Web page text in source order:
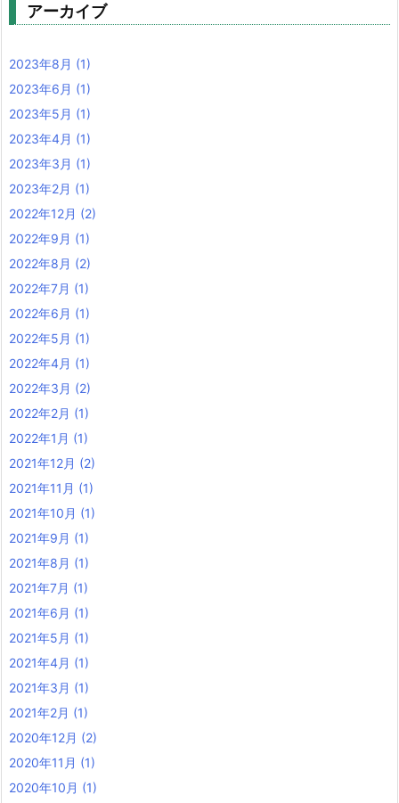
アーカイブ
2023年8月 (1)
2023年6月 (1)
2023年5月 (1)
2023年4月 (1)
2023年3月 (1)
2023年2月 (1)
2022年12月 (2)
2022年9月 (1)
2022年8月 (2)
2022年7月 (1)
2022年6月 (1)
2022年5月 (1)
2022年4月 (1)
2022年3月 (2)
2022年2月 (1)
2022年1月 (1)
2021年12月 (2)
2021年11月 (1)
2021年10月 (1)
2021年9月 (1)
2021年8月 (1)
2021年7月 (1)
2021年6月 (1)
2021年5月 (1)
2021年4月 (1)
2021年3月 (1)
2021年2月 (1)
2020年12月 (2)
2020年11月 (1)
2020年10月 (1)